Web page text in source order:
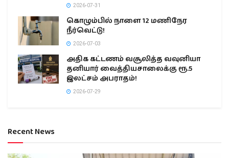
2026-07-31
கொழும்பில் நாளை 12 மணிநேர
நீர்வெட்டு!
2026-07-03
அதிக கட்டணம் வசூலித்த வவுனியா
தனியார் வைத்தியசாலைக்கு ரூ.5
இலட்சம் அபராதம்!
2026-07-29
Recent News